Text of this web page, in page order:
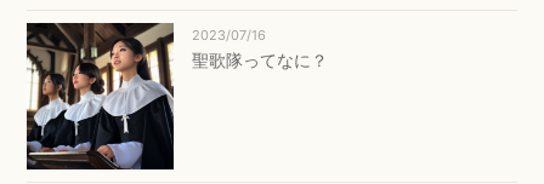
2023/07/16
聖歌隊ってなに？